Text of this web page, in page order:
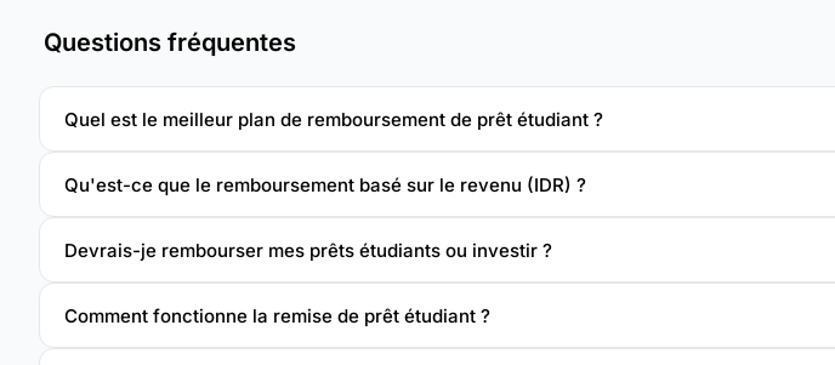
Questions fréquentes
Quel est le meilleur plan de remboursement de prêt étudiant ?
Qu'est-ce que le remboursement basé sur le revenu (IDR) ?
Devrais-je rembourser mes prêts étudiants ou investir ?
Comment fonctionne la remise de prêt étudiant ?